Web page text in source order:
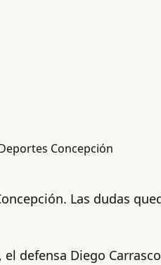
Las dudas
defensa Diego